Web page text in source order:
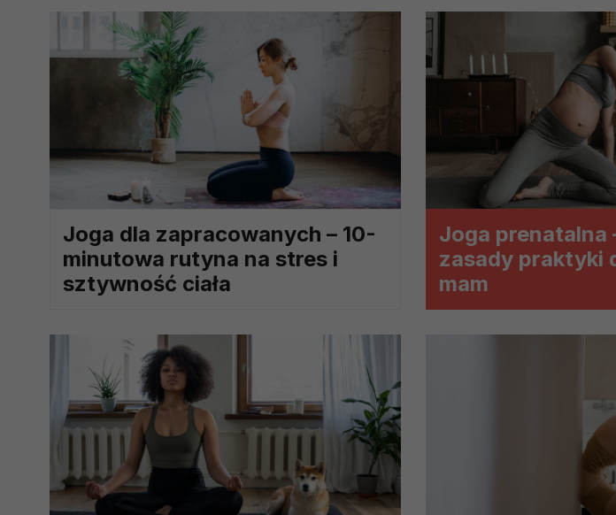
Joga dla zapracowanych – 10-
minutowa rutyna na stres i
sztywność ciała
Joga prenatalna
zasady praktyki
mam
Jakie są podstawy prawne przetwarzania Twoich danych?
Każde przetwarzanie Twoich danych musi być oparte na właściwej,
Podstawą prawną przetwarzania Twoich danych w celu świadczenia
analizowania ich i udoskonalania oraz zapewniania ich
(tymi umowami są zazwyczaj regulaminy lub podobne dokumenty
prawną dla pomiarów statystycznych i marketingu własnego
Przetwarzanie Twoich danych w celach marketingowych
zgody.